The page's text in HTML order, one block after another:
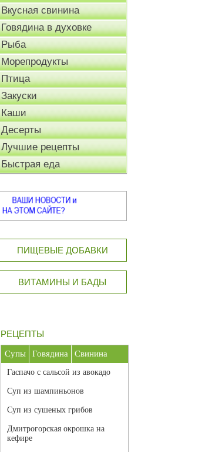
Вкусная свинина
Говядина в духовке
Рыба
Морепродукты
Птица
Закуски
Каши
Десерты
Лучшие рецепты
Быстрая еда
ПИЩЕВЫЕ ДОБАВКИ
ВИТАМИНЫ И БАДЫ
РЕЦЕПТЫ
Супы Говядина Свинина
Гаспачо с сальсой из авокадо
Суп из шампиньонов
Суп из сушеных грибов
Дмитрогорская окрошка на
кефире